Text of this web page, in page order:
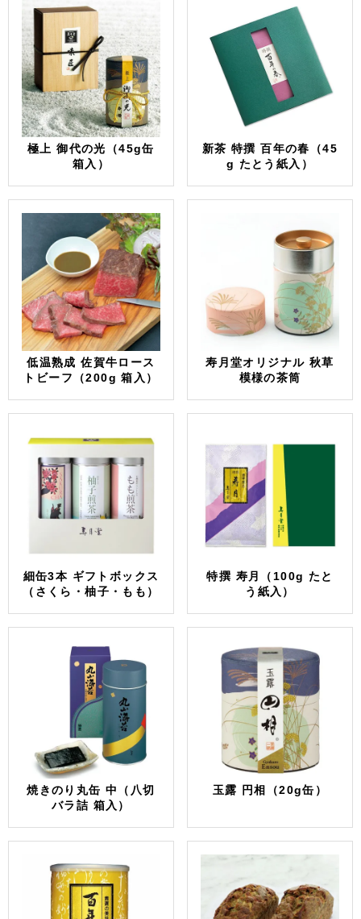
極上 御代の光（45g缶
箱入）
新茶 特撰 百年の春（45
g たとう紙入）
低温熟成 佐賀牛ロース
トビーフ（200g 箱入）
寿月堂オリジナル 秋草
模様の茶筒
細缶3本 ギフトボックス
（さくら・柚子・もも）
特撰 寿月（100g たと
う紙入）
焼きのり丸缶 中（八切
バラ詰 箱入）
玉露 円相（20g缶）